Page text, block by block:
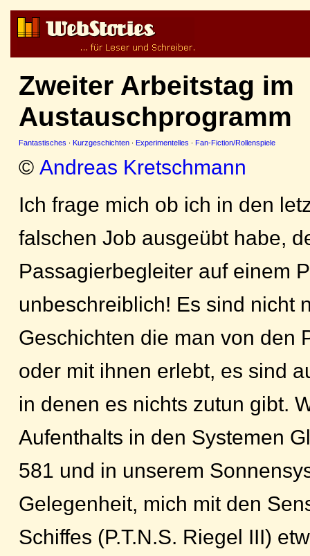
Zweiter Arbeitstag im
Austauschprogramm
Fantastisches · Kurzgeschichten · Experimentelles · Fan-Fiction/Rollenspiele
© Andreas Kretschmann
Ich frage mich ob ich in den
falschen Job ausgeübt habe,
Passagierbegleiter auf einem
unbeschreiblich! Es sind nicht
Geschichten die man von den
oder mit ihnen erlebt, es sind
in denen es nichts zutun gibt.
Aufenthalts in den Systemen
581 und in unserem
Gelegenheit, mich mit den
Schiffes (P.T.N.S. Riegel III)